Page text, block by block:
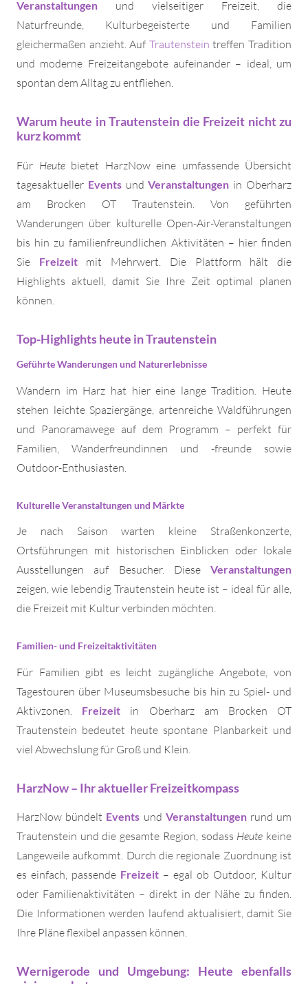
Veranstaltungen und vielseitiger Freizeit, die
Naturfreunde, Kulturbegeisterte und Familien
gleichermaßen anzieht. Auf Trautenstein treffen Tradition
und moderne Freizeitangebote aufeinander – ideal, um
spontan dem Alltag zu entfliehen.
Warum heute in Trautenstein die Freizeit nicht zu
kurz kommt
Für Heutebietet HarzNow eine umfassende Übersicht
tagesaktueller EventsundVeranstaltungen in Oberharz
am Brocken OT Trautenstein. Von geführten
Wanderungen über kulturelle Open-Air-Veranstaltungen
bis hin zu familienfreundlichen Aktivitäten – hier finden
Sie Freizeitmit Mehrwert. Die Plattform hält die
Highlights aktuell, damit Sie Ihre Zeit optimal planen
können.
Top-Highlights heute in Trautenstein
Geführte Wanderungen und Naturerlebnisse
Wandern im Harz hat hier eine lange Tradition. Heute
stehen leichte Spaziergänge, artenreiche Waldführungen
und Panoramawege auf dem Programm – perfekt für
Familien, Wanderfreundinnen und -freunde sowie
Outdoor-Enthusiasten.
Kulturelle Veranstaltungen und Märkte
Je nach Saison warten kleine Straßenkonzerte,
Ortsführungen mit historischen Einblicken oder lokale
Ausstellungen auf Besucher. Diese Veranstaltungen
zeigen, wie lebendig Trautenstein heute ist – ideal für alle,
die Freizeit mit Kultur verbinden möchten.
Familien- und Freizeitaktivitäten
Für Familien gibt es leicht zugängliche Angebote, von
Tagestouren über Museumsbesuche bis hin zu Spiel- und
Aktivzonen. Freizeit in Oberharz am Brocken OT
Trautenstein bedeutet heute spontane Planbarkeit und
viel Abwechslung für Groß und Klein.
HarzNow – Ihr aktueller Freizeitkompass
HarzNow bündelt Events und Veranstaltungenrund um
Trautenstein und die gesamte Region, sodass Heute keine
Langeweile aufkommt. Durch die regionale Zuordnung ist
es einfach, passende Freizeit – egal ob Outdoor, Kultur
oder Familienaktivitäten – direkt in der Nähe zu finden.
Die Informationen werden laufend aktualisiert, damit Sie
Ihre Pläne flexibel anpassen können.
Wernigerode und Umgebung: Heute ebenfalls